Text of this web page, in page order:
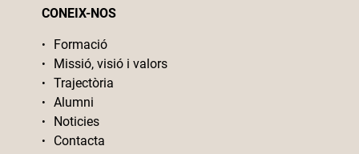
CONEIX-NOS
Formació
Missió, visió i valors
Trajectòria
Alumni
Noticies
Contacta